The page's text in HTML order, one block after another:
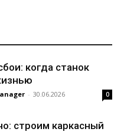
когда станок
- 30.06.2026 0
строим каркасный